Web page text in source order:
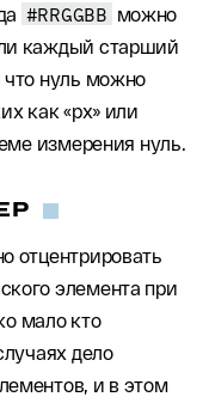
#RRGGBB можно
каждый старший
нуль можно
как «px» или
измерения нуль.
отцентрировать
элемента при
мало кто
дело
и в этом